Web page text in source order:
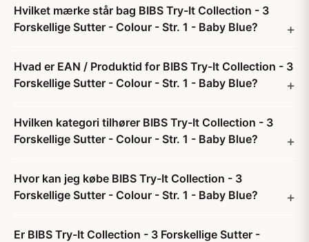
Hvilket mærke står bag BIBS Try-It Collection - 3
Forskellige Sutter - Colour - Str. 1 - Baby Blue?
Hvad er EAN / Produktid for BIBS Try-It Collection - 3
Forskellige Sutter - Colour - Str. 1 - Baby Blue?
Hvilken kategori tilhører BIBS Try-It Collection - 3
Forskellige Sutter - Colour - Str. 1 - Baby Blue?
Hvor kan jeg købe BIBS Try-It Collection - 3
Forskellige Sutter - Colour - Str. 1 - Baby Blue?
Er BIBS Try-It Collection - 3 Forskellige Sutter -